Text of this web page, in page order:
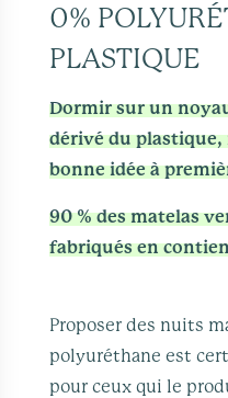
0% POLYURÉTHANE, 0%
PLASTIQUE
Dormir sur un
dérivé du plastique,
bonne idée à
90 % des matelas
fabriqués en
Proposer des nuits
polyuréthane est
pour ceux qui le